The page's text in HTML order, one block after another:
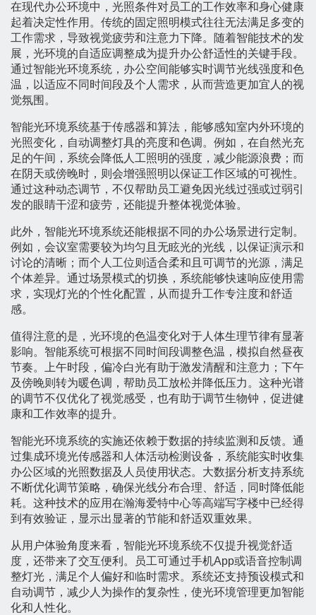
在现代办公环境中，光照条件对员工的工作效率和身心健康
起着决定性作用。传统的固定照明模式往往无法满足多变的
工作需求，导致视觉疲劳和注意力下降。随着智能技术的发
展，光环境的自适应调整成为提升办公舒适性的关键手段。
通过智能光环境系统，办公空间能够实时调节光线强度和色
温，以适应不同时间段及个人需求，从而营造更加宜人的视
觉氛围。
智能光环境系统基于传感器和算法，能够感知室内外环境的
光照变化，自动调整灯具的亮度和色调。例如，在自然光充
足的午间，系统会降低人工照明的强度，减少能源浪费；而
在阴天或傍晚时，则会增强照明以保证工作区域的可视性。
通过这种动态调节，不仅帮助员工避免因光线过强或过弱引
发的眼睛干涩和疲劳，还能提升整体视觉体验。
此外，智能光环境系统还能根据不同的办公场景进行定制。
例如，会议室需要较为均匀且无眩光的光线，以保证演示和
讨论的清晰；而个人工位则适合柔和且可调节的光源，满足
个体差异。通过场景模式的切换，系统能够快速响应使用需
求，实现灯光的个性化配置，从而提升工作专注度和舒适
感。
值得注意的是，光环境的色温变化对于人体生理节律有显著
影响。智能系统可根据不同时间段调整色温，模拟自然昼夜
节奏。上午时段，偏冷白光有助于激发清醒和注意力；下午
及傍晚则转为暖色调，帮助员工放松并降低压力。这种光谱
的调节不仅优化了视觉感受，也有助于调节生物钟，促进健
康和工作效率的提升。
智能光环境系统的实施还依赖于数据的持续监测和反馈。通
过集成环境光传感器和人体活动检测设备，系统能实时收集
办公区域的光照数据及人员使用状态。大数据分析支持系统
不断优化调节策略，确保光线分布合理、舒适，同时降低能
耗。这种技术的应用在瀚海爱特中心等高端写字楼中已经得
到有效验证，显示出显著的节能和舒适双重效果。
从用户体验角度来看，智能光环境系统不仅提升视觉舒适
度，还带来了交互便利。员工可通过手机App或语音控制调
整灯光，满足个人偏好和临时需求。系统还支持预设模式和
自动调节，减少人为操作的复杂性，使光环境管理更加智能
化和人性化。